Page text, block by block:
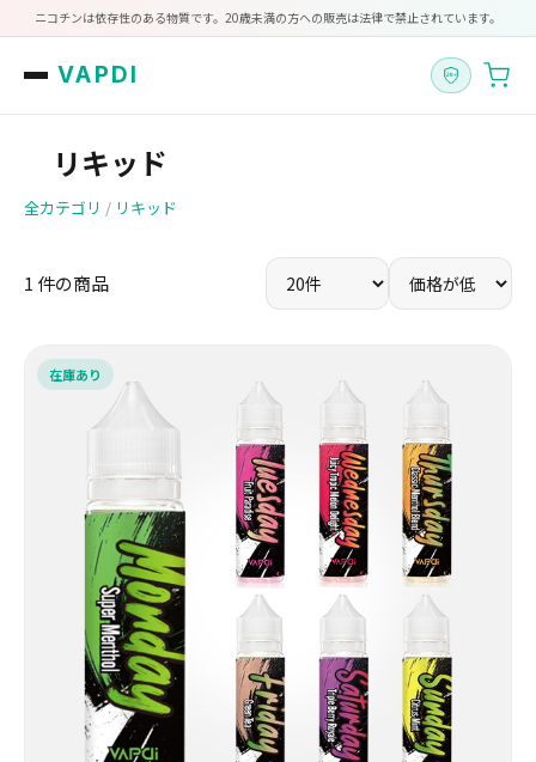
ニコチンは依存性のある物質です。20歳未満の方への販売は法律で禁止されています。
VAPDI
リキッド
全カテゴリ / リキッド
1 件の商品
在庫あり